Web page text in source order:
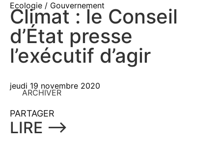
Ecologie / Gouvernement
Climat : le Conseil
d’État presse
l’exécutif d’agir
jeudi 19 novembre 2020
ARCHIVER
PARTAGER
LIRE ⟶